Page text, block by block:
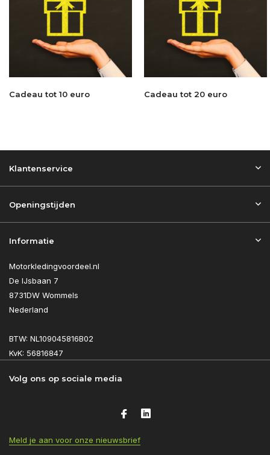
Cadeau tot 10 euro Cadeau tot 20 euro
Klantenservice
Openingstijden
Informatie
Motorkledingvoordeel.nl
De IJsbaan 7
8731DW Wommels
Nederland
BTW: NL109045816B02
KvK: 56816847
Volg ons op sociale media
Meld je aan voor onze nieuwsbrief